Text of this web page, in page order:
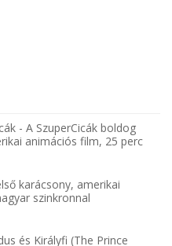
- A SzuperCicák boldog
animációs film, 25 perc
karácsony, amerikai
szinkronnal
és Királyfi (The Prince